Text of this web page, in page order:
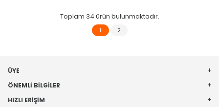
Toplam 34 ürün bulunmaktadır.
1 2
ÜYE
ÖNEMLI BILGILER
HIZLI ERIŞIM